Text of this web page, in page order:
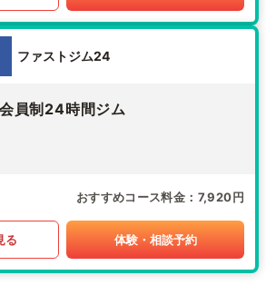
ファストジム24
会員制24時間ジム
おすすめコース料金 7,920円
る 体験・相談予約